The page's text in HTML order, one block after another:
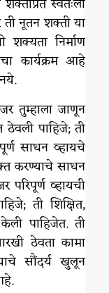
नूतन शक्ती या
शक्यता निर्माण
कार्यक्रम आहे
तुम्हाला जाणून
पाहिजे; ती
साधन व्हायचे
करण्याचे साधन
व्हायची
ती शिक्षित,
पाहिजेत. ती
ठेवता कामा
सौंदर्य खुलून